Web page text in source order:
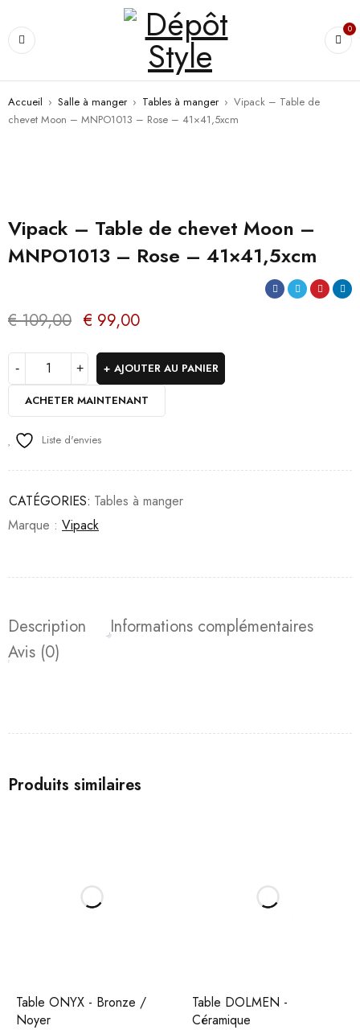
0
Accueil › Salle à manger › Tables à manger › Vipack – Table de
chevet Moon – MNPO1013 – Rose – 41×41,5xcm
Vipack – Table de chevet Moon –
MNPO1013 – Rose – 41×41,5xcm
€109,00 € 99,00
AJOUTER AU PANIER
ACHETER MAINTENANT
Liste d'envies
CATÉGORIES: Tables à manger
Marque : Vipack
Description
Informations complémentaires
Avis (0)
Produits similaires
Table ONYX - Bronze /
Noyer
Table DOLMEN -
Céramique